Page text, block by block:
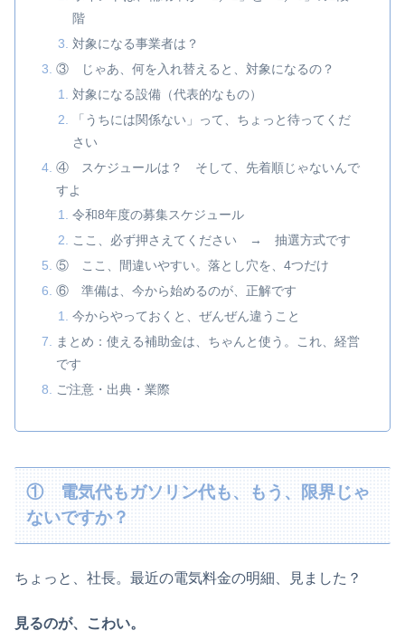
階
対象になる事業者は？
③ じゃあ、何を入れ替えると、対象になるの？
対象になる設備（代表的なもの）
「うちには関係ない」って、ちょっと待ってくだ
さい
④ スケジュールは？ そして、先着順じゃないんで
すよ
令和8年度の募集スケジュール
ここ、必ず押さえてください → 抽選方式です
⑤ ここ、間違いやすい。落とし穴を、4つだけ
⑥ 準備は、今から始めるのが、正解です
今からやっておくと、ぜんぜん違うこと
まとめ：使える補助金は、ちゃんと使う。これ、経営
です
ご注意・出典・業際
① 電気代もガソリン代も、もう、限界じゃ
ないですか？
ちょっと、社長。最近の電気料金の明細、見ました？
見るのが、こわい。